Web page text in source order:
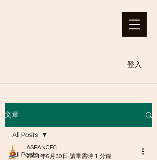
登入
文章
All Posts
All Posts
ASEANCEC
2021年6月30日 讀畢需時 1 分鐘